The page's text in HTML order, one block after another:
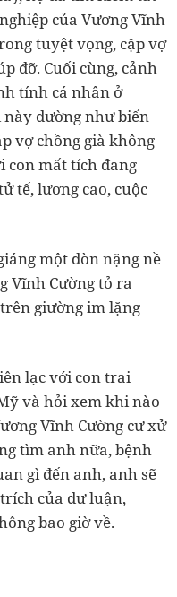
của Vương Vĩnh
tuyệt vọng, cặp vợ
đỡ. Cuối cùng, cảnh
tính cá nhân ở
này dường như biến
vợ chồng già không
con mất tích đang
tế, lương cao, cuộc
một đòn nặng nề
Vĩnh Cường tỏ ra
giường im lặng
lạc với con trai
và hỏi xem khi nào
Vĩnh Cường cư xử
tìm anh nữa, bệnh
gì đến anh, anh sẽ
của dư luận,
bao giờ về.